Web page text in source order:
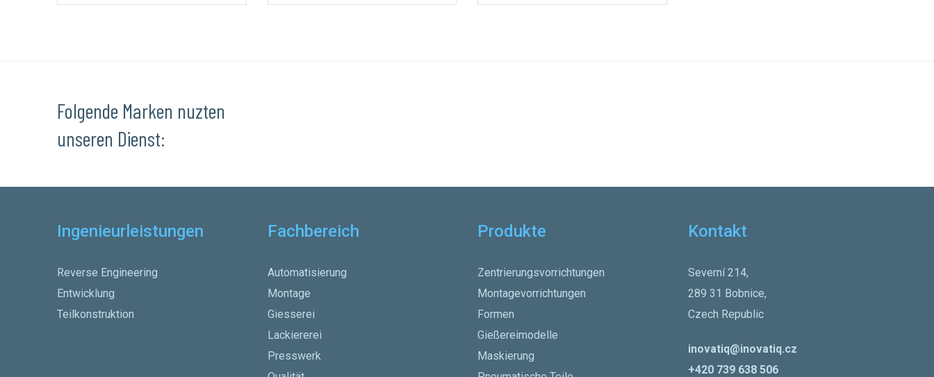
Folgende Marken nuzten
unseren Dienst:
Ingenieurleistungen
Reverse Engineering
Entwicklung
Teilkonstruktion
Fachbereich
Automatisierung
Montage
Giesserei
Lackiererei
Presswerk
Produkte
Zentrierungsvorrichtungen
Montagevorrichtungen
Formen
Gießereimodelle
Maskierung
Kontakt
Severní 214,
289 31 Bobnice,
Czech Republic
inovatiq@inovatiq.cz
+420 739 638 506